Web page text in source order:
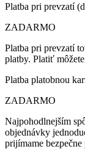
Platba pri prevzatí
ZADARMO
Platba pri prevzatí
platby. Platiť
Platba platobnou
ZADARMO
Najpohodlnejším
objednávky
prijímame